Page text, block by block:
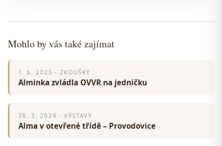
Mohlo by vás také zajímat
1. 6. 2025 · ZKOUŠKY
Alminka zvládla OVVR na jedničku
28. 3. 2026 · VÝSTAVY
Alma v otevřené třídě – Provodovice